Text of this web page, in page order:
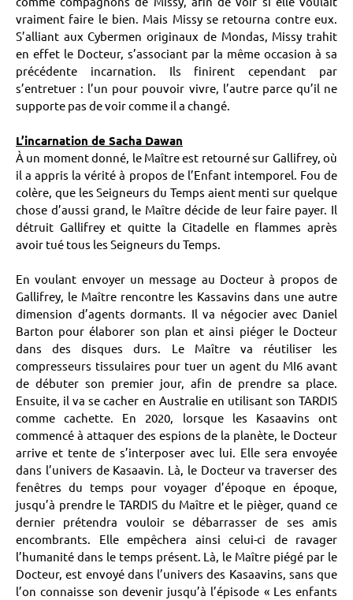
vraiment faire le bien. Mais Missy se retourna contre eux.
S’alliant aux Cybermen originaux de Mondas, Missy trahit
en effet le Docteur, s’associant par la même occasion à sa
précédente incarnation. Ils finirent cependant par
s’entretuer : l’un pour pouvoir vivre, l’autre parce qu’il ne
supporte pas de voir comme il a changé.
L’incarnation de Sacha Dawan
À un moment donné, le Maître est retourné sur Gallifrey, où
il a appris la vérité à propos de l’Enfant intemporel. Fou de
colère, que les Seigneurs du Temps aient menti sur quelque
chose d’aussi grand, le Maître décide de leur faire payer. Il
détruit Gallifrey et quitte la Citadelle en flammes après
avoir tué tous les Seigneurs du Temps.
En voulant envoyer un message au Docteur à propos de
Gallifrey, le Maître rencontre les Kassavins dans une autre
dimension d’agents dormants. Il va négocier avec Daniel
Barton pour élaborer son plan et ainsi piéger le Docteur
dans des disques durs. Le Maître va réutiliser les
compresseurs tissulaires pour tuer un agent du MI6 avant
de débuter son premier jour, afin de prendre sa place.
Ensuite, il va se cacher en Australie en utilisant son TARDIS
comme cachette. En 2020, lorsque les Kasaavins ont
commencé à attaquer des espions de la planète, le Docteur
arrive et tente de s’interposer avec lui. Elle sera envoyée
dans l’univers de Kasaavin. Là, le Docteur va traverser des
fenêtres du temps pour voyager d’époque en époque,
jusqu’à prendre le TARDIS du Maître et le pièger, quand ce
dernier prétendra vouloir se débarrasser de ses amis
encombrants. Elle empêchera ainsi celui-ci de ravager
l’humanité dans le temps présent. Là, le Maître piégé par le
Docteur, est envoyé dans l’univers des Kasaavins, sans que
l’on connaisse son devenir jusqu’à l’épisode « Les enfants